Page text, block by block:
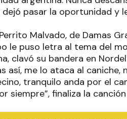
dejó pasar la oportunidad y
Malvado, de Damas
le puso letra al tema del
clavó su bandera en
así, me lo ataca al caniche,
tranquilo anda por el
siempre”, finaliza la